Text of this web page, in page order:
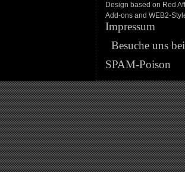
Design based on Red
Add-ons and WEB2-
Impressum
Besuche uns
SPAM-Poison